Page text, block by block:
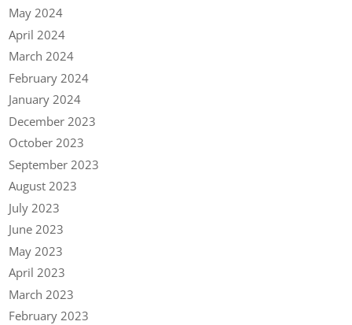
May 2024
April 2024
March 2024
February 2024
January 2024
December 2023
October 2023
September 2023
August 2023
July 2023
June 2023
May 2023
April 2023
March 2023
February 2023